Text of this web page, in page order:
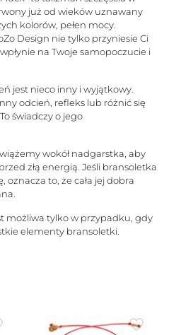
już od wieków uznawany
kolorów, pełen mocy.
Design nie tylko przyniesie Ci
na Twoje samopoczucie i
jest nieco inny i wyjątkowy.
odcień, refleks lub różnić się
świadczy o jego
wokół nadgarstka, aby
złą energią. Jeśli bransoletka
oznacza to, że cała jej dobra
możliwa tylko w przypadku, gdy
elementy bransoletki.